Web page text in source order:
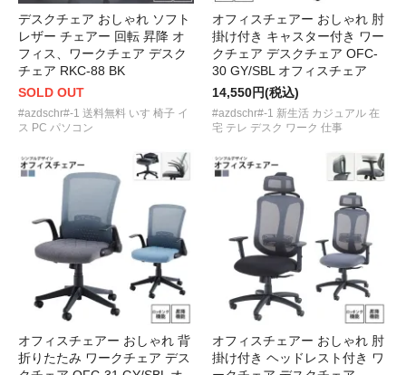
デスクチェア おしゃれ ソフト
レザー チェアー 回転 昇降 オ
フィス、ワークチェア デスク
チェア RKC-88 BK
SOLD OUT
#azdschr#-1 送料無料 いす 椅子 イ
ス PC パソコン
オフィスチェアー おしゃれ 肘
掛け付き キャスター付き ワー
クチェア デスクチェア OFC-
30 GY/SBL オフィスチェア
14,550円(税込)
#azdschr#-1 新生活 カジュアル 在
宅 テレ デスク ワーク 仕事
オフィスチェアー おしゃれ 背
折りたたみ ワークチェア デス
オフィスチェアー おしゃれ 肘
掛け付き ヘッドレスト付き ワ